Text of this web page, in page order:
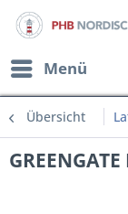
Menü
Übersicht